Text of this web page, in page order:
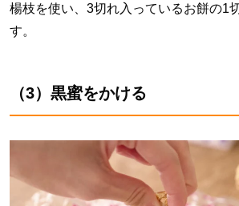
楊枝を使い、 3切れ入っているお餅の1
す。
（3）黒蜜をかける